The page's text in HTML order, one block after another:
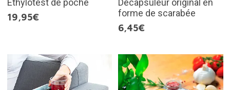
Ethylotest de poche
19,95€
Décapsuleur original en
forme de scarabée
6,45€